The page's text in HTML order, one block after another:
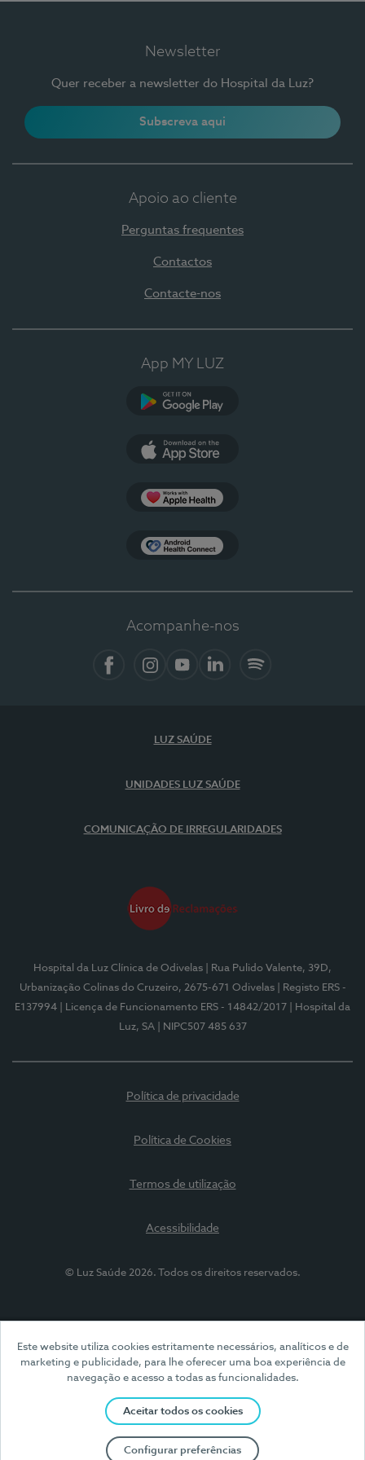
Este website utiliza cookies estritamente necessários, analíticos e de
marketing e publicidade, para lhe oferecer uma boa experiência de
navegação e acesso a todas as funcionalidades.
Aceitar todos os cookies
Configurar preferências
Newsletter
Quer receber a newsletter do Hospital da Luz?
Subscreva aqui
Apoio ao cliente
Perguntas frequentes
Contactos
Contacte-nos
App MY LUZ
Acompanhe-nos
LUZ SAÚDE
UNIDADES LUZ SAÚDE
COMUNICAÇÃO DE IRREGULARIDADES
Hospital da Luz Clínica de Odivelas
| Rua Pulido Valente, 39D,
Urbanização Colinas do Cruzeiro, 2675-671 Odivelas
| Registo ERS -
E137994
| Licença de Funcionamento ERS - 14842/2017
| Hospital da
Luz, SA
| NIPC507 485 637
Política de privacidade
Política de Cookies
Termos de utilização
Acessibilidade
© Luz Saúde 2026. Todos os direitos reservados.